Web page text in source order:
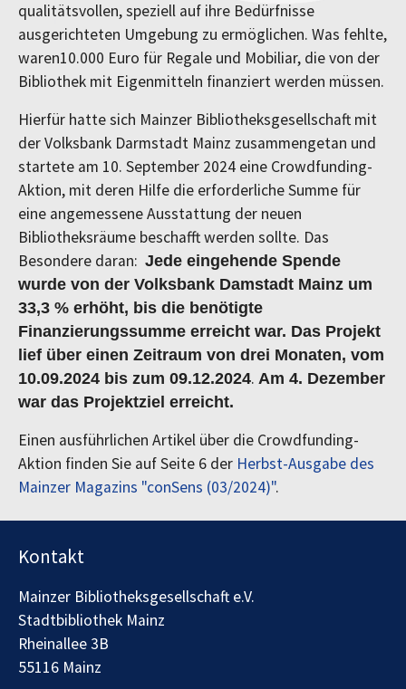
qualitätsvollen, speziell auf ihre Bedürfnisse
ausgerichteten Umgebung zu ermöglichen. Was fehlte,
waren10.000 Euro für Regale und Mobiliar, die von der
Bibliothek mit Eigenmitteln finanziert werden müssen.
Hierfür hatte sich Mainzer Bibliotheksgesellschaft mit
der Volksbank Darmstadt Mainz zusammengetan und
startete am 10. September 2024 eine Crowdfunding-
Aktion, mit deren Hilfe die erforderliche Summe für
eine angemessene Ausstattung der neuen
Bibliotheksräume beschafft werden sollte. Das
Besondere daran: Jede eingehende Spende
wurde von der Volksbank Damstadt Mainz um
33,3 % erhöht, bis die benötigte
Finanzierungssumme erreicht war. Das Projekt
lief über einen Zeitraum von drei Monaten, vom
10.09.2024 bis zum 09.12.2024. Am 4. Dezember
war das Projektziel erreicht.
Einen ausführlichen Artikel über die Crowdfunding-
Aktion finden Sie auf Seite 6 der Herbst-Ausgabe des
Mainzer Magazins "conSens (03/2024)".
Kontakt
Mainzer Bibliotheksgesellschaft e.V.
Stadtbibliothek Mainz
Rheinallee 3B
55116 Mainz